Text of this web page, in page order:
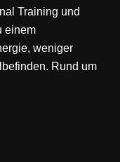
Training und
einem
weniger
Rund um